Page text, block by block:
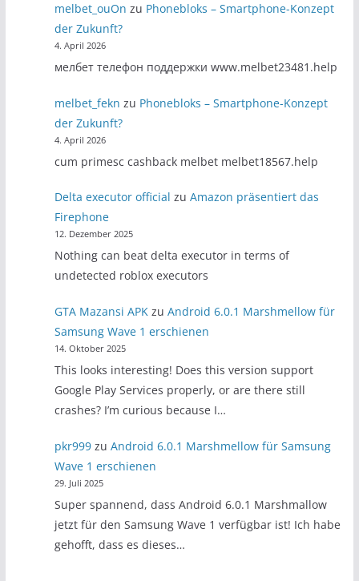
melbet_ouOn zu Phonebloks – Smartphone-Konzept
der Zukunft?
4. April 2026
мелбет телефон поддержки www.melbet23481.help
melbet_fekn zu Phonebloks – Smartphone-Konzept
der Zukunft?
4. April 2026
cum primesc cashback melbet melbet18567.help
Delta executor official zuAmazon präsentiert das
Firephone
12. Dezember 2025
Nothing can beat delta executor in terms of
undetected roblox executors
GTA Mazansi APK zuAndroid 6.0.1 Marshmellow für
Samsung Wave 1 erschienen
14. Oktober 2025
This looks interesting! Does this version support
Google Play Services properly, or are there still
crashes? I’m curious because I…
pkr999 zuAndroid 6.0.1 Marshmellow für Samsung
Wave 1 erschienen
29. Juli 2025
Super spannend, dass Android 6.0.1 Marshmallow
jetzt für den Samsung Wave 1 verfügbar ist! Ich habe
gehofft, dass es dieses…